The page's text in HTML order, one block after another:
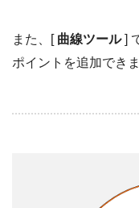
また、[ 曲線ツール]
ポイントを追加できま